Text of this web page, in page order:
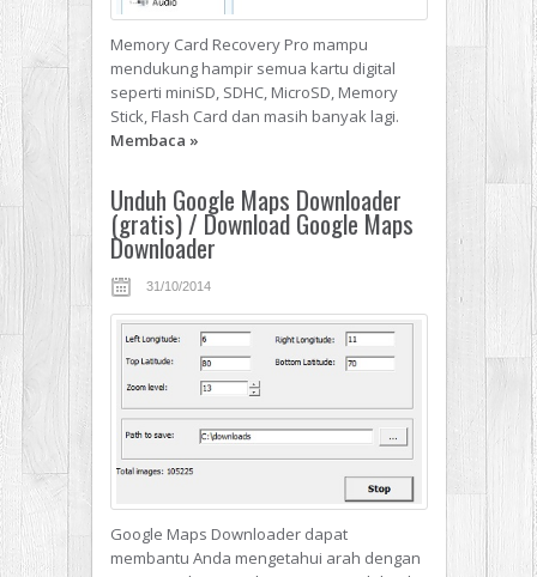
Memory Card Recovery Pro mampu
mendukung hampir semua kartu digital
seperti miniSD, SDHC, MicroSD, Memory
Stick, Flash Card dan masih banyak lagi.
Membaca »
Unduh Google Maps Downloader
(gratis) / Download Google Maps
Downloader
31/10/2014
Google Maps Downloader dapat
membantu Anda mengetahui arah dengan